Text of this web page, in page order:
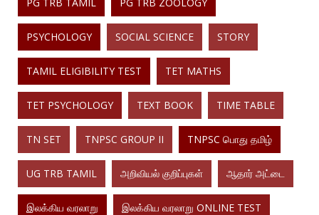
PSYCHOLOGY SOCIAL SCIENCE STORY
TAMIL ELIGIBILITY TEST TET MATHS
TET PSYCHOLOGY TEXT BOOK TIME TABLE
TN SET TNPSC GROUP II TNPSC பொது தமிழ்
UG TRB TAMIL அறிவியல் குறிப்புகள் ஆதார் அட்டை
இலக்கிய வரலாறு இலக்கிய வரலாறு ONLINE TEST